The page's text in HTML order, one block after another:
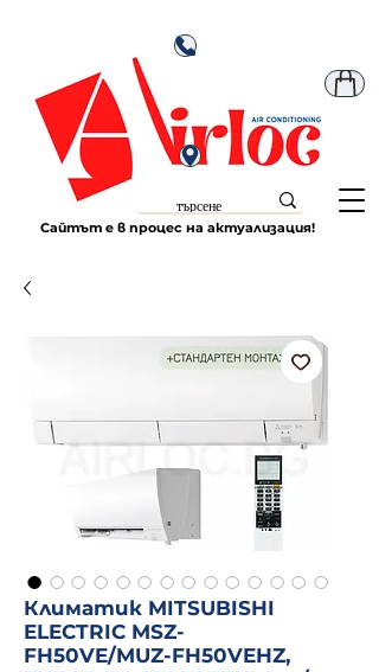
Сайтът е в процес на актуализация!
Климатик MITSUBISHI
ELECTRIC MSZ-
FH50VE/MUZ-FH50VEHZ,